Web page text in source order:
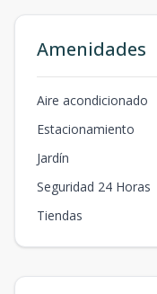
Amenidades
Aire acondicionado
Estacionamiento
Jardín
Seguridad 24 Horas
Tiendas